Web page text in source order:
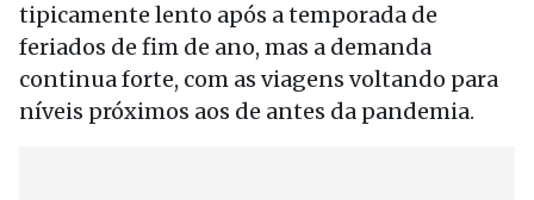
tipicamente lento após a temporada de
feriados de fim de ano, mas a demanda
continua forte, com as viagens voltando para
níveis próximos aos de antes da pandemia.